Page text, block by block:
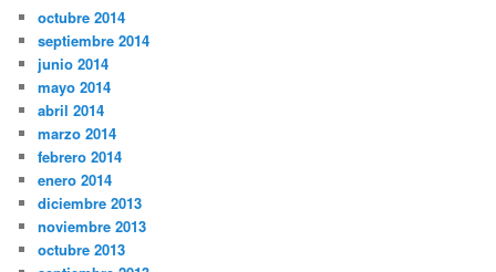
octubre 2014
septiembre 2014
junio 2014
mayo 2014
abril 2014
marzo 2014
febrero 2014
enero 2014
diciembre 2013
noviembre 2013
octubre 2013